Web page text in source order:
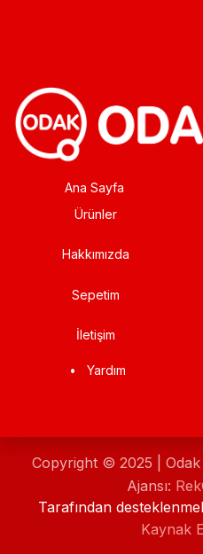
Ana Sayfa
Ürünler
Hakkımızda
Sepetim
İletişim
• Yardım
Copyright © 2025 |
Ajansı:
Tarafından
Kaynak